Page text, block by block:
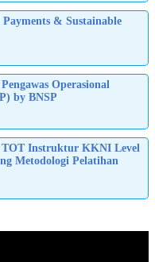
& Sustainable
Operasional
by BNSP
Instruktur KKNI Level
Metodologi Pelatihan